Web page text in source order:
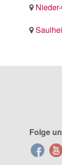
Folge